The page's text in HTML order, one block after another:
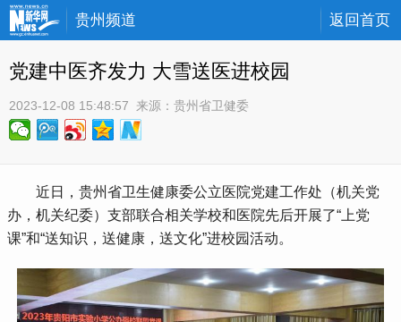
贵州频道 返回首页
党建中医齐发力 大雪送医进校园
2023-12-08 15:48:57 来源： 贵州省卫健委
近日，贵州省卫生健康委公立医院党建工作处（机关党
办，机关纪委）支部联合相关学校和医院先后开展了“上党
课”和“送知识，送健康，送文化”进校园活动。